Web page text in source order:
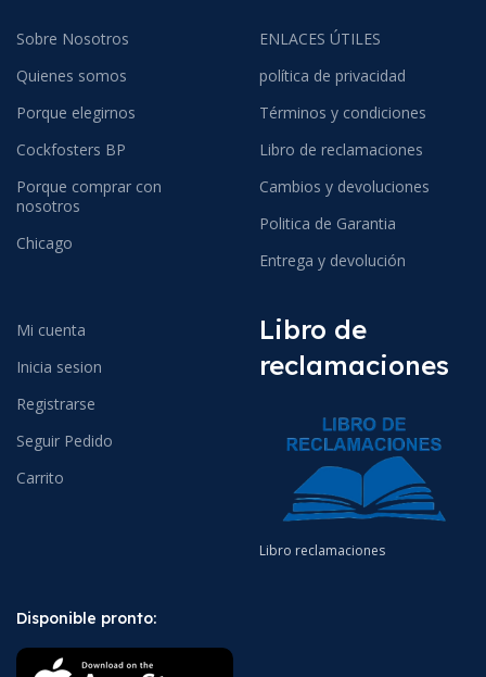
Sobre Nosotros
Quienes somos
Porque elegirnos
Cockfosters BP
Porque comprar con
nosotros
Chicago
ENLACES ÚTILES
política de privacidad
Términos y condiciones
Libro de reclamaciones
Cambios y devoluciones
Politica de Garantia
Entrega y devolución
Mi cuenta
Inicia sesion
Registrarse
Seguir Pedido
Carrito
Libro de
reclamaciones
Libro reclamaciones
Disponible pronto: